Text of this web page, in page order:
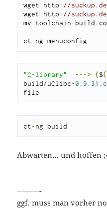
wget http: //
wget http: //
mv toolchain-build .
ct-ng menuconfig
"C-library" ---> (${
build/uClibc-0.9 .
file
ct-ng build
Abwarten… und hoffen
———-
ggf. muss man vorher